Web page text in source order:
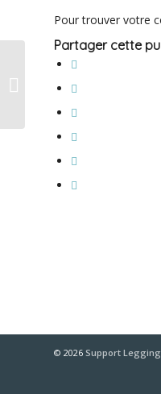
Pour trouver votre
Partager cette
© 2026 Support
promo ?